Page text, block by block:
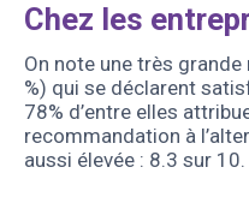
Chez les
On note une très
%) qui se déclarent
78% d’entre elles
recommandation à
aussi élevée : 8.3 sur 10.